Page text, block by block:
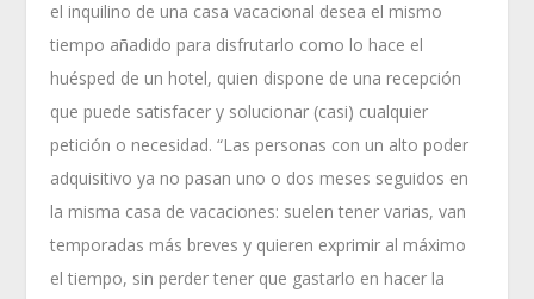
el inquilino de una casa vacacional desea el mismo
tiempo añadido para disfrutarlo como lo hace el
huésped de un hotel, quien dispone de una recepción
que puede satisfacer y solucionar (casi) cualquier
petición o necesidad. “Las personas con un alto poder
adquisitivo ya no pasan uno o dos meses seguidos en
la misma casa de vacaciones: suelen tener varias, van
temporadas más breves y quieren exprimir al máximo
el tiempo, sin perder tener que gastarlo en hacer la